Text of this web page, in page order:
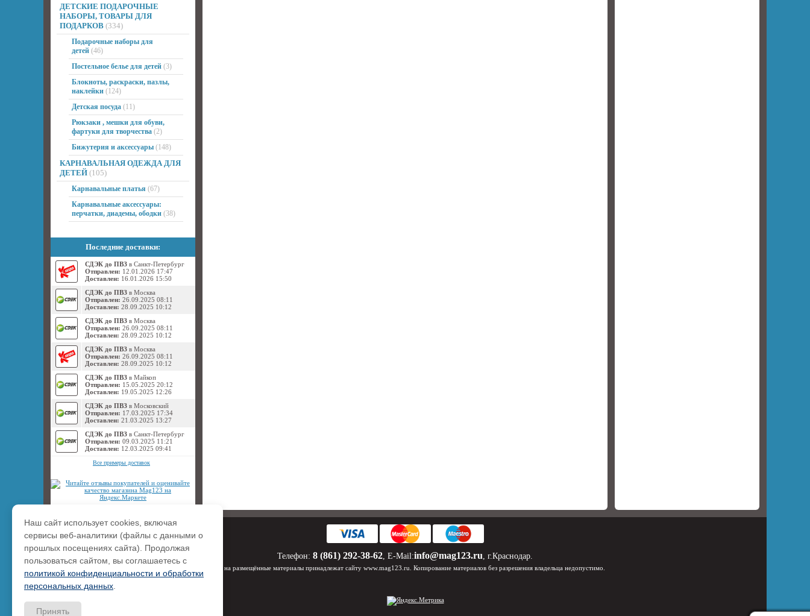
ДЕТСКИЕ ПОДАРОЧНЫЕ
НАБОРЫ, ТОВАРЫ ДЛЯ
ПОДАРКОВ (334)
Подарочные наборы для
детей (46)
Постельное белье для детей (3)
Блокноты, раскраски, пазлы,
наклейки (124)
Детская посуда (11)
Рюкзаки , мешки для обуви,
фартуки для творчества (2)
Бижутерия и аксессуары (148)
КАРНАВАЛЬНАЯ ОДЕЖДА ДЛЯ
ДЕТЕЙ (105)
Карнавальные платья (67)
Карнавальные аксессуары:
перчатки, диадемы, ободки (38)
Последние доставки:
СДЭК до ПВЗ в Санкт-Петербург
Отправлен: 12.01.2026 17:47
Доставлен: 16.01.2026 15:50
СДЭК до ПВЗ в Москва
Отправлен: 26.09.2025 08:11
Доставлен: 28.09.2025 10:12
СДЭК до ПВЗ в Москва
Отправлен: 26.09.2025 08:11
Доставлен: 28.09.2025 10:12
СДЭК до ПВЗ в Москва
Отправлен: 26.09.2025 08:11
Доставлен: 28.09.2025 10:12
СДЭК до ПВЗ в Майкоп
Отправлен: 15.05.2025 20:12
Доставлен: 19.05.2025 12:26
СДЭК до ПВЗ в Московский
Отправлен: 17.03.2025 17:34
Доставлен: 21.03.2025 13:27
СДЭК до ПВЗ в Санкт-Петербург
Отправлен: 09.03.2025 11:21
Доставлен: 12.03.2025 09:41
Все примеры доставок
Телефон: 8 (861) 292-38-62, E-Mail:info@mag123.ru, г.Краснодар.
Права на размещённые материалы принадлежат сайту www.mag123.ru. Копирование материалов без разрешения владельца недопустимо.
Наш сайт использует cookies, включая
сервисы веб-аналитики (файлы с данными о
прошлых посещениях сайта). Продолжая
пользоваться сайтом, вы соглашаетесь с
политикой конфиденциальности и обработки
персональных данных
Принять